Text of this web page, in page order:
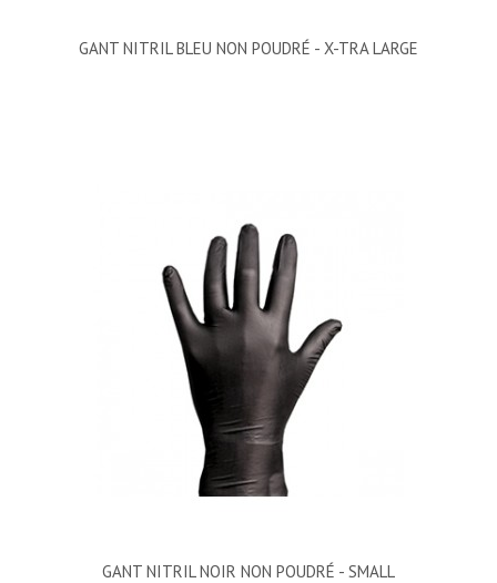
GANT NITRIL BLEU NON POUDRÉ - X-TRA LARGE
GANT NITRIL NOIR NON POUDRÉ - SMALL